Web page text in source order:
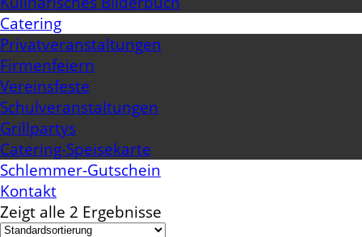
Catering
Privatveranstaltungen
Firmenfeiern
Vereinsfeste
Schulveranstaltungen
Grillpartys
Catering-Speisekarte
Schlemmer-Gutschein
Kontakt
Zeigt alle 2 Ergebnisse